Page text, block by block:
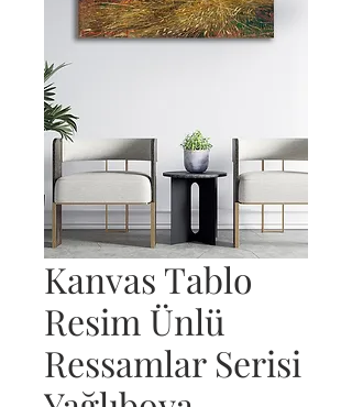
Kanvas Tablo
Resim Ünlü
Ressamlar Serisi